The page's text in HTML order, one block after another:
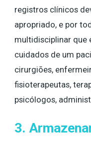
registros clínicos
apropriado, e por
multidisciplinar que
cuidados de um
cirurgiões,
fisioterapeutas,
psicólogos,
3.